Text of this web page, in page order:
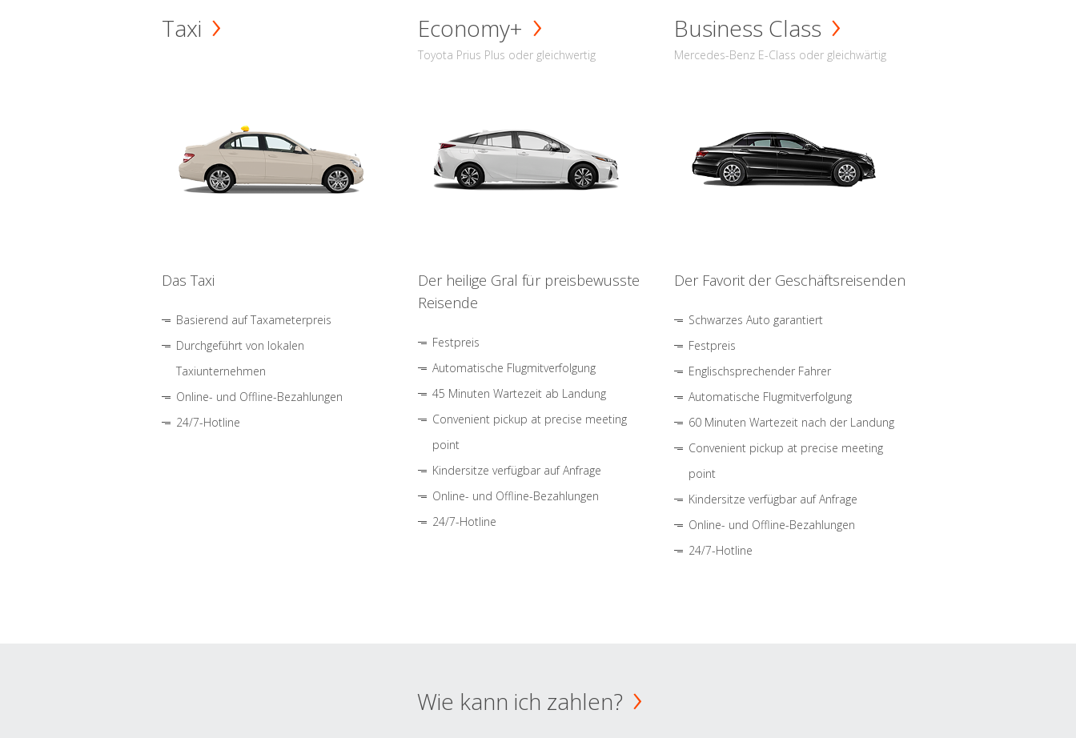
Taxi
Das Taxi
Basierend auf Taxameterpreis
Durchgeführt von lokalen
Taxiunternehmen
Online- und Offline-Bezahlungen
24/7-Hotline
Economy+
Toyota Prius Plus oder gleichwertig
Der heilige Gral für preisbewusste
Reisende
Festpreis
Automatische Flugmitverfolgung
45 Minuten Wartezeit ab Landung
Convenient pickup at precise meeting
point
Kindersitze verfügbar auf Anfrage
Online- und Offline-Bezahlungen
24/7-Hotline
Business Class
Mercedes-Benz E-Class oder gleichwärtig
Der Favorit der Geschäftsreisenden
Schwarzes Auto garantiert
Festpreis
Englischsprechender Fahrer
Automatische Flugmitverfolgung
60 Minuten Wartezeit nach der Landung
Convenient pickup at precise meeting
point
Kindersitze verfügbar auf Anfrage
Online- und Offline-Bezahlungen
24/7-Hotline
Wie kann ich zahlen?